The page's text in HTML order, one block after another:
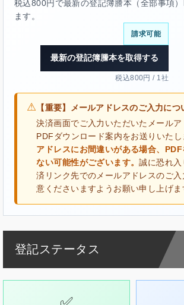
税込800円で最新の登記簿謄本（全部事項
ます。
請求可能
最新の登記簿謄本を取得する
税込800円 / 1社
⚠ 【重要】メールアドレスのご入力につ
決済画面でご入力いただいたメールア
PDFダウンロード案内をお送りいたし
アドレスにお間違いがある場合、PDF
ない可能性がございます。誠に恐れ
済リンク先でのメールアドレスのご入
意くださいますようお願い申し上げま
登記ステータス